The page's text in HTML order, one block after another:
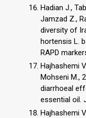
Hadian J.,
Jamzad Z.,
diversity of
hortensis L.
RAPD
Hajhashemi
Mohseni M.,
diarrhoeal
essential oil.
Hajhashemi